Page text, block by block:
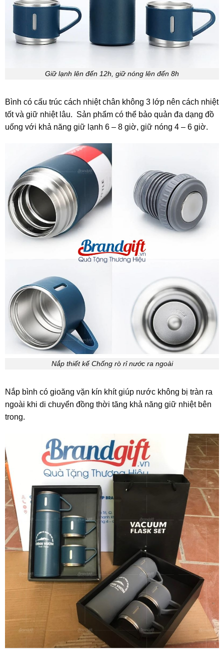
Giữ lạnh lên đến 12h, giữ nóng lên đến 8h
Bình có cấu trúc cách nhiệt chân không 3 lớp nên cách nhiệt
tốt và giữ nhiệt lâu. Sản phẩm có thể bảo quản đa dạng đồ
uống với khả năng giữ lạnh 6 – 8 giờ, giữ nóng 4 – 6 giờ.
Nắp thiết kế Chống rò rỉ nước ra ngoài
Nắp bình có gioăng vặn kín khít giúp nước không bị tràn ra
ngoài khi di chuyển đồng thời tăng khả năng giữ nhiệt bên
trong.